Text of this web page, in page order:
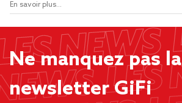
En savoir plus...
Ne manquez pas la
newsletter GiFi